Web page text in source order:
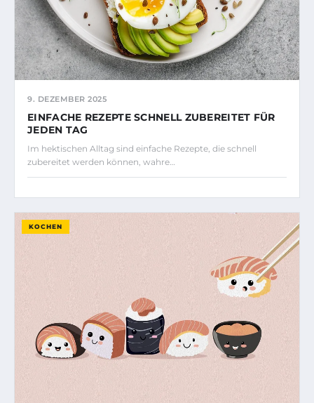
9. DEZEMBER 2025
EINFACHE REZEPTE SCHNELL ZUBEREITET FÜR
JEDEN TAG
Im hektischen Alltag sind einfache Rezepte, die schnell
zubereitet werden können, wahre…
KOCHEN